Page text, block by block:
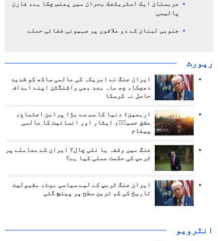
عربستان ایک اسٹریٹجک بحران میں پھنس چکا ہے، فارن
پالیسی
جنوبی لبنان کے دو علاقوں پر صہیونی فضائی حملے
رپورٹ
ایران جنگ نے امریکہ کی عالمی ساکھ کو شدید
دھچکا، چھ ماہ بعد بھی واشنگٹن اپنے اہداف
حاصل نہ کرسکا
اربعین؛ دنیا کا سب سے بڑا پرامن اجتماع،
عشق حسینؑ، ایثار اور انسانیت کا عالمی
پیغام
جنگ میں وقفہ یا نئی چال؟ ایران کے معاملے پر
ٹرمپ کی حکمت عملی کیا ہے؟
ایران جنگ ٹرمپ کے لیے سیاسی موت، مقبولیت
تاریخ کی کم ترین سطح پر پہنچ گئی
انٹرويو